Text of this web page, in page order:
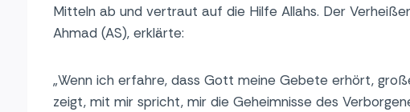
Mitteln ab und vertraut auf die Hilfe Allahs. Der
Ahmad (AS), erklärte:
„Wenn ich erfahre, dass Gott meine Gebete erhört,
zeigt, mit mir spricht, mir die Geheimnisse des